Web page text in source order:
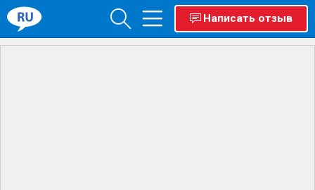
Написать отзыв